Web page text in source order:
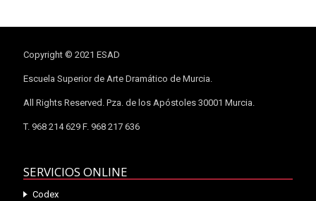
Copyright © 2021 ESAD
Escuela Superior de Arte Dramático de Murcia.
All Rights Reserved. Pza. de los Apóstoles 30001 Murcia.
T. 968 214 629 F. 968 217 636
SERVICIOS ONLINE
Codex